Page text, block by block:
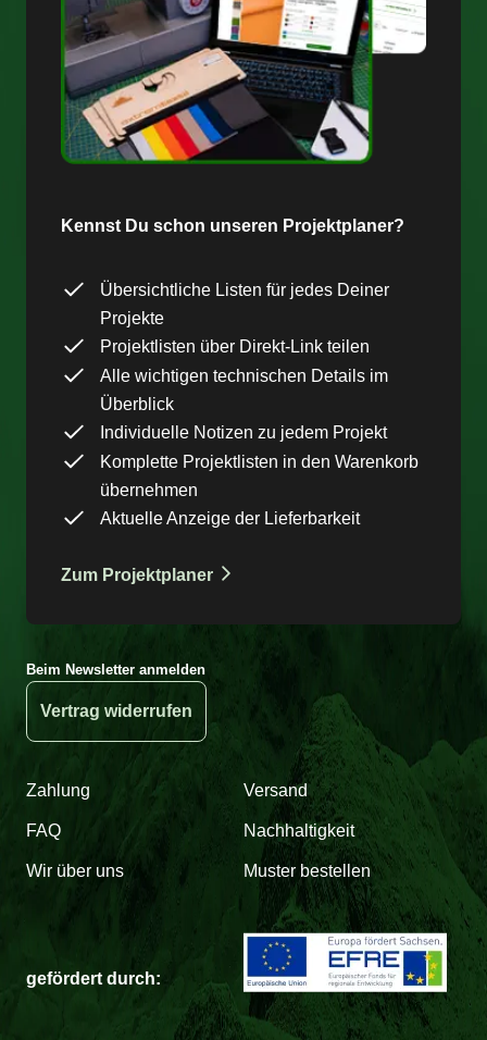
Kennst Du schon unseren Projektplaner?
Übersichtliche Listen für jedes Deiner
Projekte
Projektlisten über Direkt-Link teilen
Alle wichtigen technischen Details im
Überblick
Individuelle Notizen zu jedem Projekt
Komplette Projektlisten in den Warenkorb
übernehmen
Aktuelle Anzeige der Lieferbarkeit
Zum Projektplaner
Beim Newsletter anmelden
Vertrag widerrufen
Zahlung Versand
FAQ Nachhaltigkeit
Wir über uns Muster bestellen
gefördert durch: